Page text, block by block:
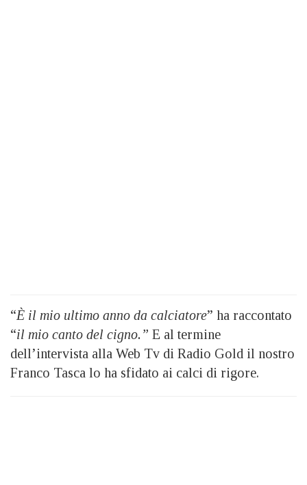
“È il mio ultimo anno da calciatore” ha raccontato
“il mio canto del cigno.” E al termine
dell’intervista alla Web Tv di Radio Gold il nostro
Franco Tasca lo ha sfidato ai calci di rigore.